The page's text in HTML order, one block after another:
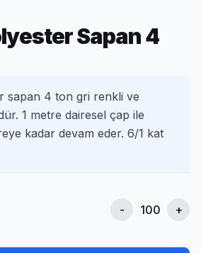
Sapan 4
sapan 4 ton gri renkli ve
1 metre dairesel çap ile
kadar devam eder. 6/1 kat
- +